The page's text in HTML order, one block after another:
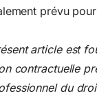
prévu
article est
contractuelle
du